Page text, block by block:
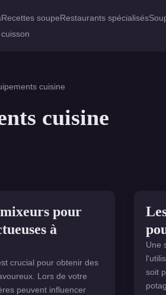
Recettes soupeRestaurants spécialisés
cuisine
cuisine
pour
à
crucial pour obtenir des
Lors de votre
peuvent influencer
Une
soit